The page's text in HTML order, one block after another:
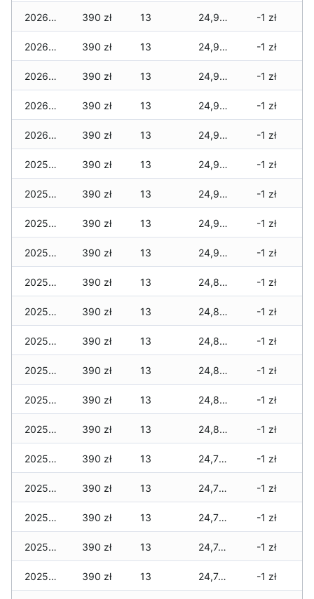
2026-01-05 390 zł 13 24,990 zł -1 zł
2026-01-04 390 zł 13 24,990 zł -1 zł
2026-01-03 390 zł 13 24,970 zł -1 zł
2026-01-02 390 zł 13 24,920 zł -1 zł
2026-01-01 390 zł 13 24,920 zł -1 zł
2025-12-31 390 zł 13 24,920 zł -1 zł
2025-12-30 390 zł 13 24,920 zł -1 zł
2025-12-29 390 zł 13 24,920 zł -1 zł
2025-12-28 390 zł 13 24,920 zł -1 zł
2025-12-27 390 zł 13 24,870 zł -1 zł
2025-12-26 390 zł 13 24,850 zł -1 zł
2025-12-25 390 zł 13 24,850 zł -1 zł
2025-12-24 390 zł 13 24,850 zł -1 zł
2025-12-23 390 zł 13 24,820 zł -1 zł
2025-12-22 390 zł 13 24,820 zł -1 zł
2025-12-21 390 zł 13 24,770 zł -1 zł
2025-12-20 390 zł 13 24,770 zł -1 zł
2025-12-19 390 zł 13 24,770 zł -1 zł
2025-12-18 390 zł 13 24,740 zł -1 zł
2025-12-17 390 zł 13 24,740 zł -1 zł